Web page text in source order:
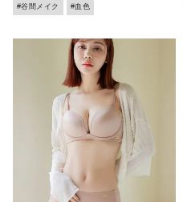
#谷間メイク #血色